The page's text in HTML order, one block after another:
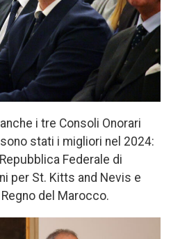
i tre Consoli Onorari
stati i migliori nel 2024:
Federale di
per St. Kitts and Nevis e
del Marocco.